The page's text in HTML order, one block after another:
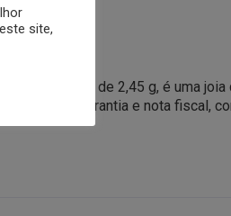
Com cerca de 2,45 g, é uma
de garantia e nota fiscal,
site,